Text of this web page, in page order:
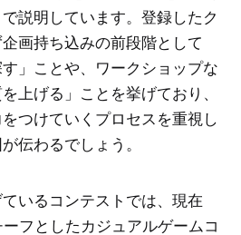
説明しています。登録したク
画持ち込みの前段階として
す」ことや、ワークショップな
上げる」ことを挙げており、
つけていくプロセスを重視し
伝わるでしょう。
いるコンテストでは、現在
ーフとしたカジュアルゲームコ